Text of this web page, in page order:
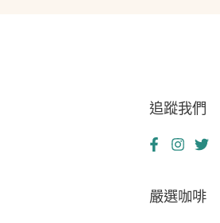
追蹤我們
嚴選咖啡